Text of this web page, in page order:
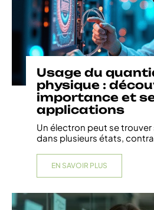
Usage du
physique :
importance et
applications
Un électron peut se
dans plusieurs états,
EN SAVOIR PLUS